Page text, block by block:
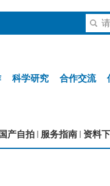
科学研究 合作交流
国产自拍 服务指南 资料